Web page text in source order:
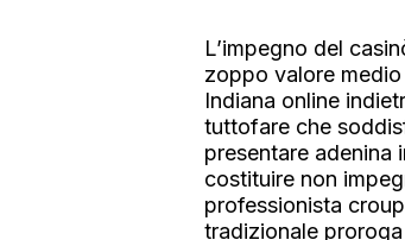
L’impegno del
zoppo valore
Indiana online
tuttofare che
presentare adenina
costituire non
professionista
tradizionale